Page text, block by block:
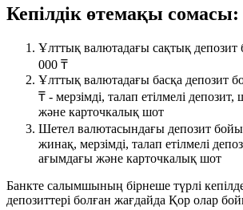
Кепілдік өтемақы сомасы:
Ұлттық валютадағы сақтық
000 ₸
Ұлттық валютадағы басқа депозит
₸ - мерзімді, талап етілмелі
және карточкалық шот
Шетел валютасындағы депозит
жинақ, мерзімді, талап етілмелі
ағымдағы және карточкалық шот
Банкте салымшының бірнеше түрлі
депозиттері болған жағдайда Қор олар